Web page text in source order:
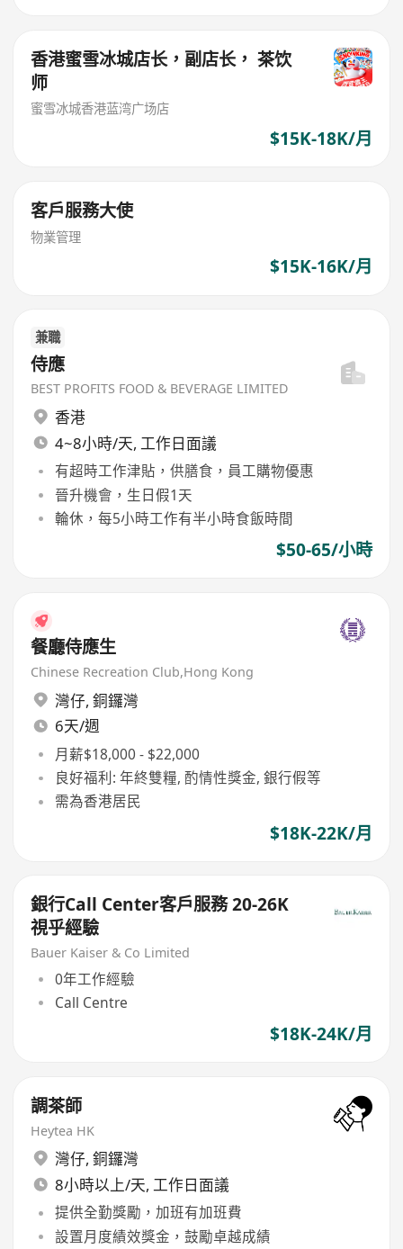
香港蜜雪冰城店长，副店长， 茶饮
师
蜜雪冰城香港蓝湾广场店
$15K-18K/月
客戶服務大使
物業管理
$15K-16K/月
兼職
侍應
BEST PROFITS FOOD & BEVERAGE LIMITED
香港
4~8小時/天, 工作日面議
有超時工作津貼，供膳食，員工購物優惠
晉升機會，生日假1天
輪休，每5小時工作有半小時食飯時間
$50-65/小時
餐廳侍應生
Chinese Recreation Club,Hong Kong
灣仔, 銅鑼灣
6天/週
月薪$18,000 - $22,000
良好福利: 年終雙糧, 酌情性獎金, 銀行假等
需為香港居民
$18K-22K/月
銀行Call Center客戶服務 20-26K
視乎經驗
Bauer Kaiser & Co Limited
0年工作經驗
Call Centre
$18K-24K/月
調茶師
Heytea HK
灣仔, 銅鑼灣
8小時以上/天, 工作日面議
提供全勤獎勵，加班有加班費
設置月度績效獎金，鼓勵卓越成績